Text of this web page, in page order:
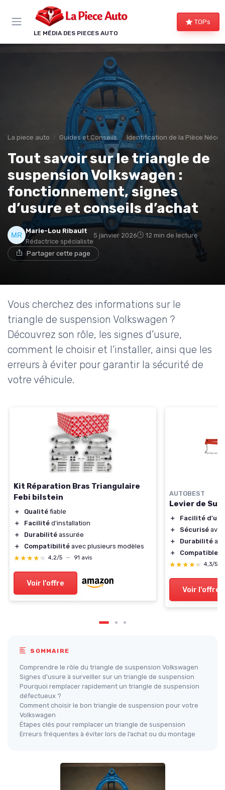
LE MÉDIA DES PIECES AUTO
TOPs
La piece auto Guides et Conseils Identification de la Pièce
Tout savoir sur le triangle de
suspension Volkswagen :
fonctionnement, signes
d’usure et conseils d’achat
Marie-Lou Ribault
Rédactrice spécialiste
5 janvier 2026 12 min de lecture
Partager cette page
Vous cherchez des informations sur le
triangle de suspension Volkswagen ?
Découvrez son rôle, les signes d’usure,
comment le choisir et l’installer, ainsi que les
erreurs à éviter pour garantir la sécurité de
votre véhicule.
Kit Réparation Bras Triangulaire
Febi bilstein
＋ Qualité fiable
＋
Facilité d'installation
＋
Durabilité assurée
＋
Compatibilité avec plusieurs modèles
★★★★★
★★★★★ 4,2/5 — 91 avis
Voir l'offre
AUTOBEST
Levier de
＋
Facilité
＋
Sécurisé
＋
Durabilité
＋
Compatible
★★★★★
★★★★★ 4,3/5
Voir l'offre
SOMMAIRE
Comprendre le rôle du triangle de suspension Volkswagen
Signes d’usure à surveiller sur un triangle de suspension
Pourquoi remplacer rapidement un triangle de suspension
défectueux ?
Comment choisir le bon triangle de suspension pour votre
Volkswagen
Étapes clés pour remplacer un triangle de suspension
Erreurs fréquentes à éviter lors de l’achat ou du montage
Panneau de gestion des cookies